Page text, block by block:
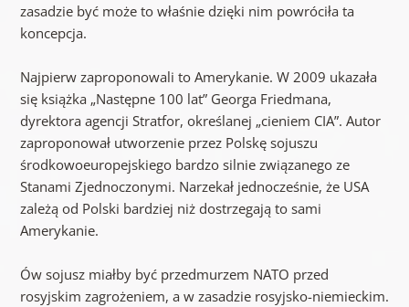
zasadzie być może to właśnie dzięki nim powróciła ta
koncepcja.
Najpierw zaproponowali to Amerykanie. W 2009 ukazała
się książka „Następne 100 lat” Georga Friedmana,
dyrektora agencji Stratfor, określanej „cieniem CIA”. Autor
zaproponował utworzenie przez Polskę sojuszu
środkowoeuropejskiego bardzo silnie związanego ze
Stanami Zjednoczonymi. Narzekał jednocześnie, że USA
zależą od Polski bardziej niż dostrzegają to sami
Amerykanie.
Ów sojusz miałby być przedmurzem NATO przed
rosyjskim zagrożeniem, a w zasadzie rosyjsko-niemieckim.